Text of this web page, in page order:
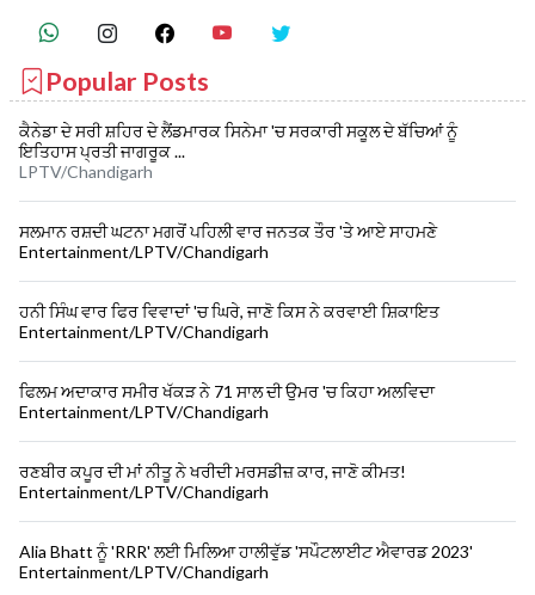
Popular Posts
ਕੈਨੇਡਾ ਦੇ ਸਰੀ ਸ਼ਹਿਰ ਦੇ ਲੈਂਡਮਾਰਕ ਸਿਨੇਮਾ 'ਚ ਸਰਕਾਰੀ ਸਕੂਲ ਦੇ ਬੱਚਿਆਂ ਨੂੰ
ਇਤਿਹਾਸ ਪ੍ਰਤੀ ਜਾਗਰੂਕ ...
LPTV/Chandigarh
ਸਲਮਾਨ ਰਸ਼ਦੀ ਘਟਨਾ ਮਗਰੋਂ ਪਹਿਲੀ ਵਾਰ ਜਨਤਕ ਤੌਰ 'ਤੇ ਆਏ ਸਾਹਮਣੇ
Entertainment/LPTV/Chandigarh
ਹਨੀ ਸਿੰਘ ਵਾਰ ਫਿਰ ਵਿਵਾਦਾਂ 'ਚ ਘਿਰੇ, ਜਾਣੋ ਕਿਸ ਨੇ ਕਰਵਾਈ ਸ਼ਿਕਾਇਤ
Entertainment/LPTV/Chandigarh
ਫਿਲਮ ਅਦਾਕਾਰ ਸਮੀਰ ਖੱਕੜ ਨੇ 71 ਸਾਲ ਦੀ ਉਮਰ 'ਚ ਕਿਹਾ ਅਲਵਿਦਾ
Entertainment/LPTV/Chandigarh
ਰਣਬੀਰ ਕਪੂਰ ਦੀ ਮਾਂ ਨੀਤੂ ਨੇ ਖਰੀਦੀ ਮਰਸਡੀਜ਼ ਕਾਰ, ਜਾਣੋ ਕੀਮਤ!
Entertainment/LPTV/Chandigarh
Alia Bhatt ਨੂੰ 'RRR' ਲਈ ਮਿਲਿਆ ਹਾਲੀਵੁੱਡ 'ਸਪੌਟਲਾਈਟ ਐਵਾਰਡ 2023'
Entertainment/LPTV/Chandigarh